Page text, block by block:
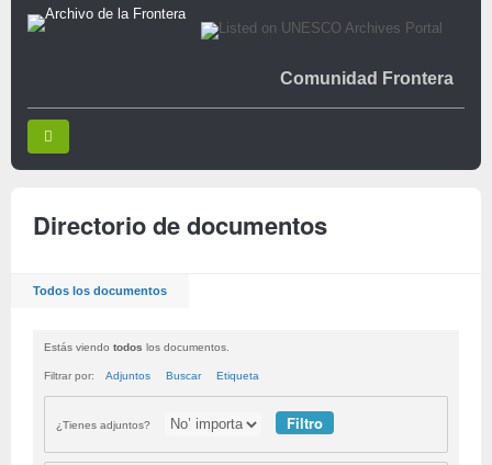
Comunidad Frontera
Directorio de documentos
Todos los documentos
Estás viendo todos los documentos.
Filtrar por: Adjuntos Buscar Etiqueta
¿Tienes adjuntos?